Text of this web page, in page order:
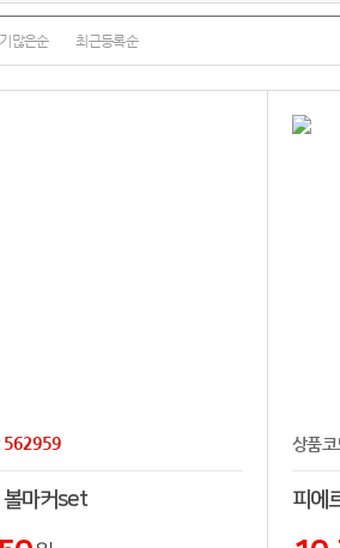
많은순 최근등록순
562959
볼마커set
상품
피에